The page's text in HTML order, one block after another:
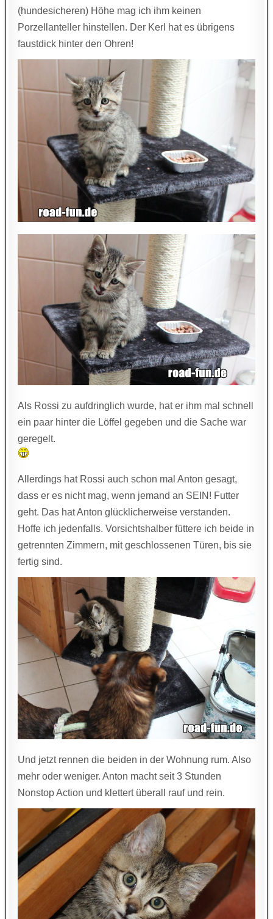
(hundesicheren) Höhe mag ich ihm keinen
Porzellanteller hinstellen. Der Kerl hat es übrigens
faustdick hinter den Ohren!
Als Rossi zu aufdringlich wurde, hat er ihm mal schnell
ein paar hinter die Löffel gegeben und die Sache war
geregelt.
Allerdings hat Rossi auch schon mal Anton gesagt,
dass er es nicht mag, wenn jemand an SEIN! Futter
geht. Das hat Anton glücklicherweise verstanden.
Hoffe ich jedenfalls. Vorsichtshalber füttere ich beide in
getrennten Zimmern, mit geschlossenen Türen, bis sie
fertig sind.
Und jetzt rennen die beiden in der Wohnung rum. Also
mehr oder weniger. Anton macht seit 3 Stunden
Nonstop Action und klettert überall rauf und rein.